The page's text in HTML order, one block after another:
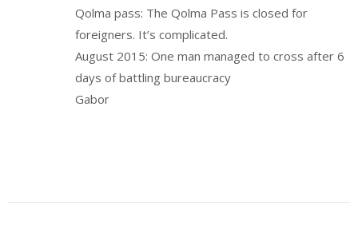
Qolma pass: The Qolma Pass is closed for
foreigners. It’s complicated.
August 2015: One man managed to cross after 6
days of battling bureaucracy
Gabor